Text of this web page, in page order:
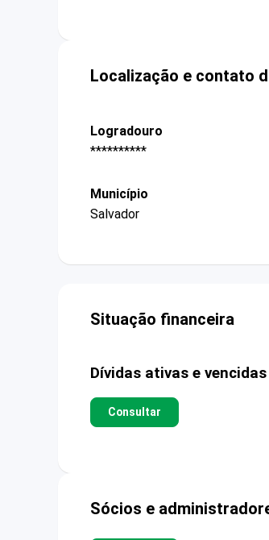
Localização e contato
Logradouro
**********
Município
Salvador
Situação financeira
Dívidas ativas e vencidas
Consultar
Sócios e